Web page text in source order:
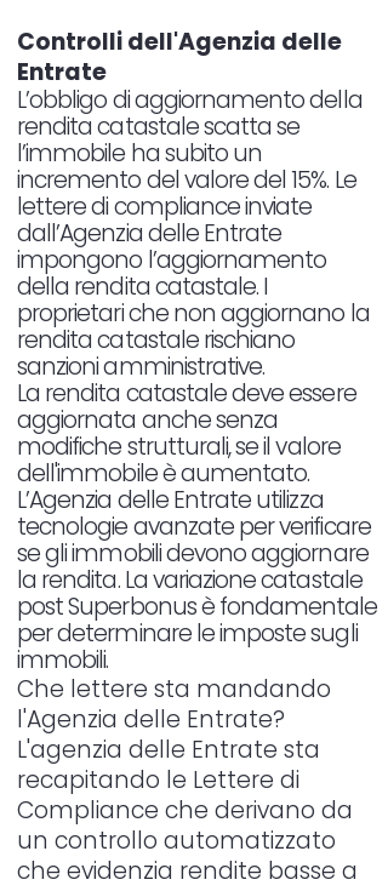
Controlli dell'Agenzia delle
Entrate
L’obbligo di aggiornamento della
rendita catastale scatta se
l’immobile ha subito un
incremento del valore del 15%. Le
lettere di compliance inviate
dall’Agenzia delle Entrate
impongono l’aggiornamento
della rendita catastale. I
proprietari che non aggiornano la
rendita catastale rischiano
sanzioni amministrative.
La rendita catastale deve essere
aggiornata anche senza
modifiche strutturali, se il valore
dell'immobile è aumentato.
L’Agenzia delle Entrate utilizza
tecnologie avanzate per verificare
se gli immobili devono aggiornare
la rendita. La variazione catastale
post Superbonus è fondamentale
per determinare le imposte sugli
immobili.
Che lettere sta mandando
l'Agenzia delle Entrate?
L'agenzia delle Entrate sta
recapitando le Lettere di
Compliance che derivano da
un controllo automatizzato
che evidenzia rendite basse a